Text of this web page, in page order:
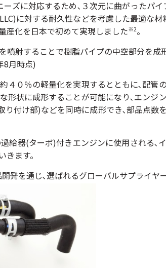
ズに対応するため､３次元に曲がったパ
に対する耐久性などを考慮した最適な
産化を日本で初めて実現しました※2。
で樹脂パイプの中空部分を成形
時点)
０％の軽量化を実現するとともに､配管
形状に成形することが可能になり､エンジ
付け部)などを同時に成形でき､部品点数
給器(ターボ)付きエンジンに使用される､
ます。
を通じ､選ばれるグローバルサプライヤ